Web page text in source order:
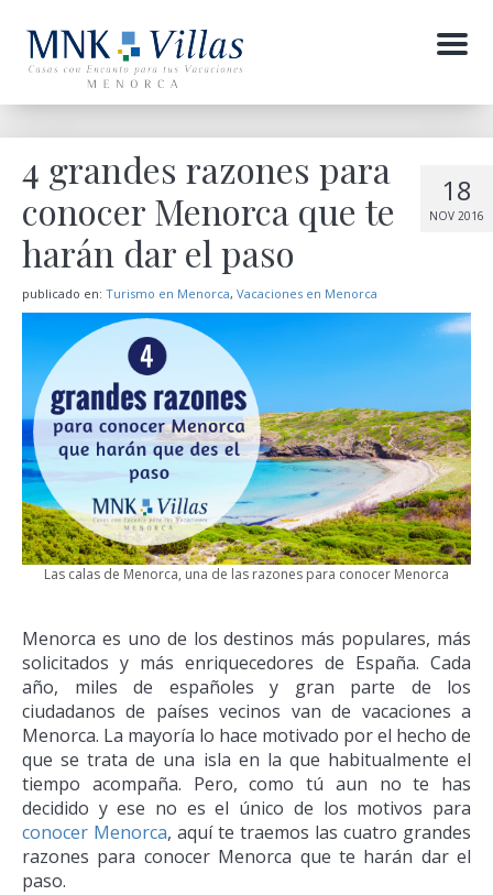
Menu
18
NOV 2016
4 grandes razones para
conocer Menorca que te
harán dar el paso
publicado en: Turismo en Menorca, Vacaciones en Menorca
Las calas de Menorca, una de las razones para conocer Menorca
Menorca es uno de los destinos más populares, más
solicitados y más enriquecedores de España. Cada
año, miles de españoles y gran parte de los
ciudadanos de países vecinos van de vacaciones a
Menorca. La mayoría lo hace motivado por el hecho de
que se trata de una isla en la que habitualmente el
tiempo acompaña. Pero, como tú aun no te has
decidido y ese no es el único de los motivos para
conocer Menorca, aquí te traemos las cuatro grandes
razones para conocer Menorca que te harán dar el
paso.